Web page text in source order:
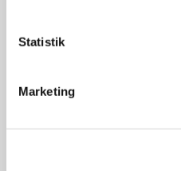
Statistik
Marketing
Kort og godt om
Her er kultur, oplevelser